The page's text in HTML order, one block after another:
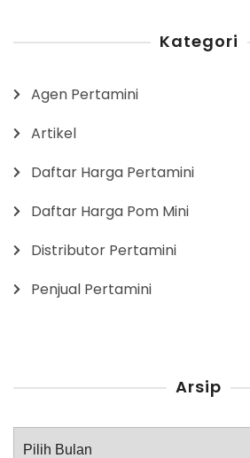
Kategori
Agen Pertamini
Artikel
Daftar Harga Pertamini
Daftar Harga Pom Mini
Distributor Pertamini
Penjual Pertamini
Arsip
Arsip